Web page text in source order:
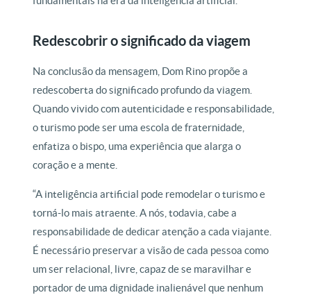
Redescobrir o significado da viagem
Na conclusão da mensagem, Dom Rino propõe a
redescoberta do significado profundo da viagem.
Quando vivido com autenticidade e responsabilidade,
o turismo pode ser uma escola de fraternidade,
enfatiza o bispo, uma experiência que alarga o
coração e a mente.
“A inteligência artificial pode remodelar o turismo e
torná-lo mais atraente. A nós, todavia, cabe a
responsabilidade de dedicar atenção a cada viajante.
É necessário preservar a visão de cada pessoa como
um ser relacional, livre, capaz de se maravilhar e
portador de uma dignidade inalienável que nenhum